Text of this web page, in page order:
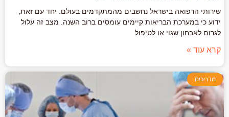
שירותי הרפואה בישראל נחשבים מהמתקדמים בעולם. יחד עם זאת,
ידוע כי במערכת הבריאות קיימים עומסים ברוב השנה. מצב זה עלול
לגרום לאבחון שגוי או לטיפול
קרא עוד »
מדריכים